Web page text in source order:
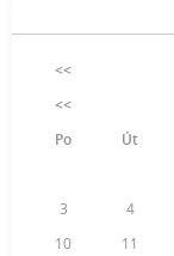
<<
<<
Po
Út
3
4
10
11